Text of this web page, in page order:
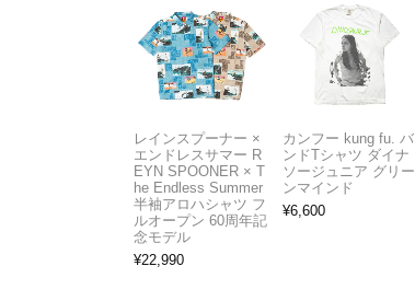
レインスプーナー ×
エンドレスサマー R
EYN SPOONER × T
he Endless Summer
半袖アロハシャツ フ
ルオープン 60周年記
念モデル
¥22,990
カンフー kung fu. バ
ンドTシャツ ダイナ
ソージュニア グリー
ンマインド
¥6,600